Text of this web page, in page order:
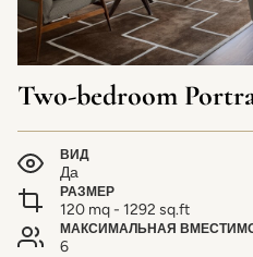
Two-bedroom
ВИД
Да
РАЗМЕР
120 mq - 1292 sq.ft
МАКСИМАЛЬНАЯ
6